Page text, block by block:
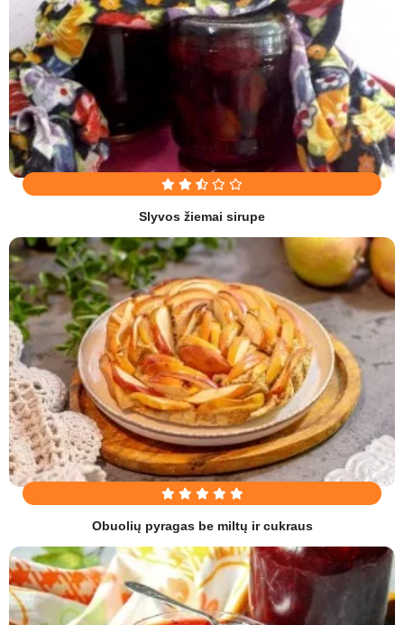
Slyvos žiemai sirupe
Obuolių pyragas be miltų ir cukraus